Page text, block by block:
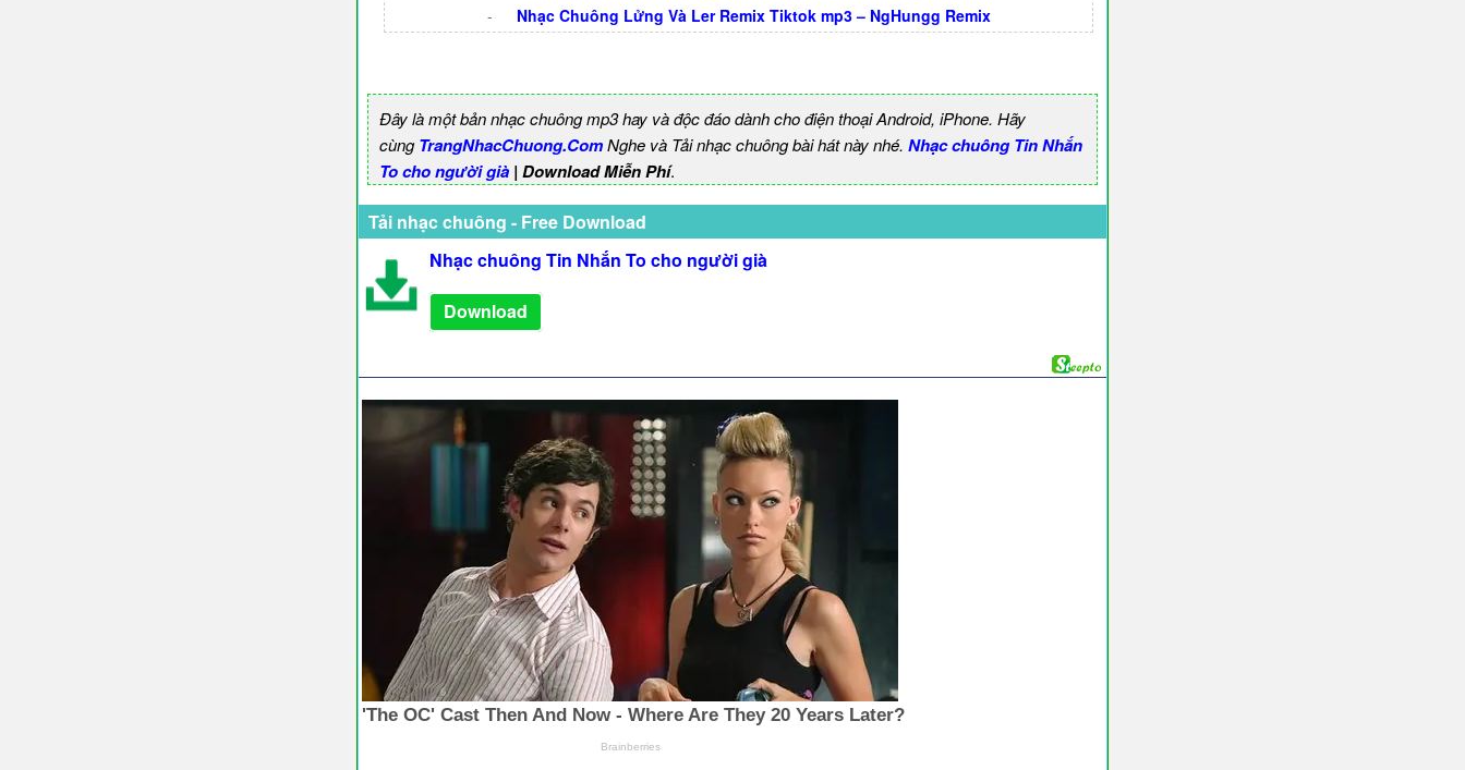
-
Nhạc Chuông Lửng Và Ler Remix Tiktok mp3 – NgHungg Remix
Đây là một bản nhạc chuông mp3 hay và độc đáo dành cho điện thoại Android, iPhone. Hãy
cùngTrangNhacChuong.ComNghe và Tải nhạc chuông bài hát này nhé. Nhạc chuông Tin Nhắn
To cho người già | Download Miễn Phí.
Tải nhạc chuông - Free Download
Nhạc chuông Tin Nhắn To cho người già
Download